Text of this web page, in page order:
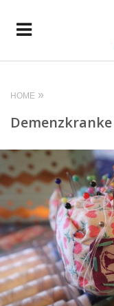
HOME
Demenzkranke